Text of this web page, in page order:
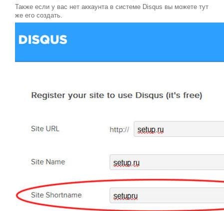
Также если у вас нет аккаунта в системе Disqus вы можете тут
же его создать.